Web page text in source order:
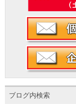
ブログ内検索